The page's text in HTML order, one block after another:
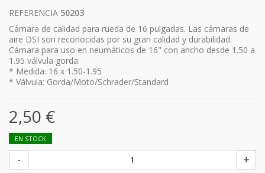
REFERENCIA 50203
Cámara de calidad para rueda de 16 pulgadas. Las cámaras de
aire DSI son reconocidas por su gran calidad y durabilidad.
Cámara para uso en neumáticos de 16" con ancho desde 1.50 a
1.95 válvula gorda.
* Medida: 16 x 1.50-1.95
* Válvula: Gorda/Moto/Schrader/Standard
2,50 €
EN STOCK
- +